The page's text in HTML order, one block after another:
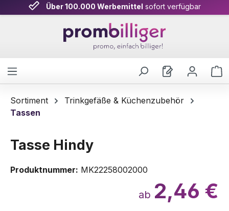
Zum Hauptinhalt springen
Über 100.000 Werbemittel sofort verfügbar
Sortiment
Trinkgefäße & Küchenzubehör
Tassen
Tasse Hindy
Produktnummer: MK22258002000
ab 2,46 €